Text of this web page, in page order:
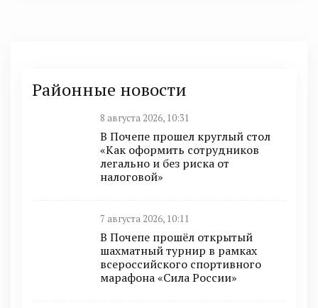
Районные новости
8 августа 2026, 10:31
В Почепе прошел круглый стол
«Как оформить сотрудников
легально и без риска от
налоговой»
7 августа 2026, 10:11
В Почепе прошёл открытый
шахматный турнир в рамках
всероссийского спортивного
марафона «Сила России»